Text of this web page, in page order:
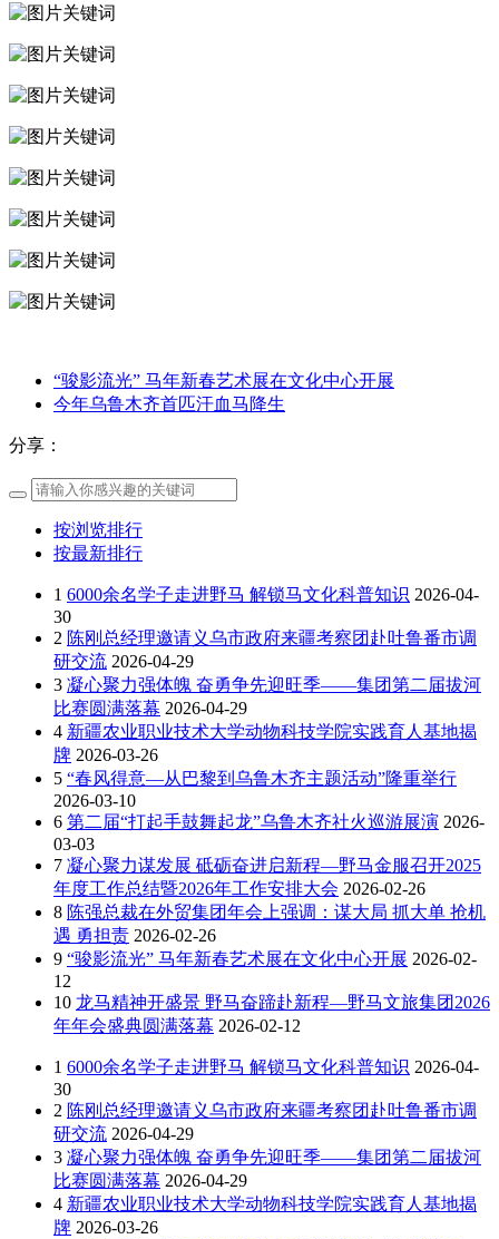
“骏影流光” 马年新春艺术展在文化中心开展
今年乌鲁木齐首匹汗血马降生
分享：
按浏览排行
按最新排行
1 6000余名学子走进野马 解锁马文化科普知识 2026-04-
30
2 陈刚总经理邀请义乌市政府来疆考察团赴吐鲁番市调
研交流 2026-04-29
3 凝心聚力强体魄 奋勇争先迎旺季——集团第二届拔河
比赛圆满落幕 2026-04-29
4 新疆农业职业技术大学动物科技学院实践育人基地揭
牌 2026-03-26
5 “春风得意—从巴黎到乌鲁木齐主题活动”隆重举行
2026-03-10
6 第二届“打起手鼓舞起龙”乌鲁木齐社火巡游展演 2026-
03-03
7 凝心聚力谋发展 砥砺奋进启新程—野马金服召开2025
年度工作总结暨2026年工作安排大会 2026-02-26
8 陈强总裁在外贸集团年会上强调：谋大局 抓大单 抢机
遇 勇担责 2026-02-26
9 “骏影流光” 马年新春艺术展在文化中心开展 2026-02-
12
10 龙马精神开盛景 野马奋蹄赴新程—野马文旅集团2026
年年会盛典圆满落幕 2026-02-12
1 6000余名学子走进野马 解锁马文化科普知识 2026-04-
30
2 陈刚总经理邀请义乌市政府来疆考察团赴吐鲁番市调
研交流 2026-04-29
3 凝心聚力强体魄 奋勇争先迎旺季——集团第二届拔河
比赛圆满落幕 2026-04-29
4 新疆农业职业技术大学动物科技学院实践育人基地揭
牌 2026-03-26